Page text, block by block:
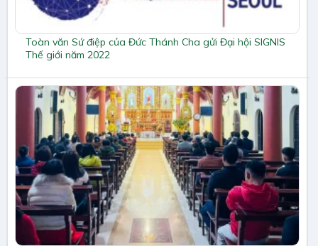
Toàn văn Sứ điệp của Đức Thánh Cha gửi Đại hội SIGNIS
Thế giới năm 2022